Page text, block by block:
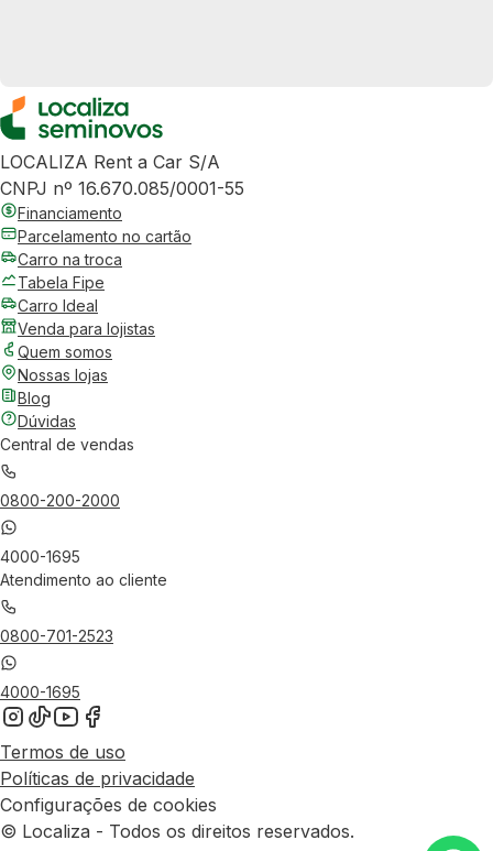
LOCALIZA Rent a Car S/A
CNPJ nº 16.670.085/0001-55
Financiamento
Parcelamento no cartão
Carro na troca
Tabela Fipe
Carro Ideal
Venda para lojistas
Quem somos
Nossas lojas
Blog
Dúvidas
Central de vendas
0800-200-2000
4000-1695
Atendimento ao cliente
0800-701-2523
4000-1695
Termos de uso
Políticas de privacidade
Configurações de cookies
© Localiza - Todos os direitos reservados.